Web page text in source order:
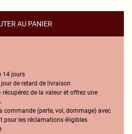
AU PANIER
14 jours
de retard de livraison
récupérez de la valeur et offrez une
commande (perte, vol, dommage) avec
pour les réclamations éligibles